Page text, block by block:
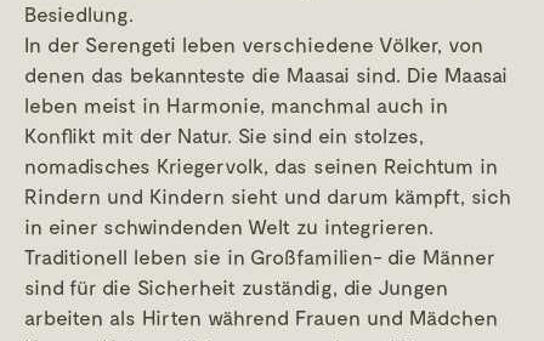
Besiedlung.
In der Serengeti leben verschiedene Völker, von
denen das bekannteste die Maasai sind. Die Maasai
leben meist in Harmonie, manchmal auch in
Konflikt mit der Natur. Sie sind ein stolzes,
nomadisches Kriegervolk, das seinen Reichtum in
Rindern und Kindern sieht und darum kämpft, sich
in einer schwindenden Welt zu integrieren.
Traditionell leben sie in Großfamilien- die Männer
sind für die Sicherheit zuständig, die Jungen
arbeiten als Hirten während Frauen und Mädchen